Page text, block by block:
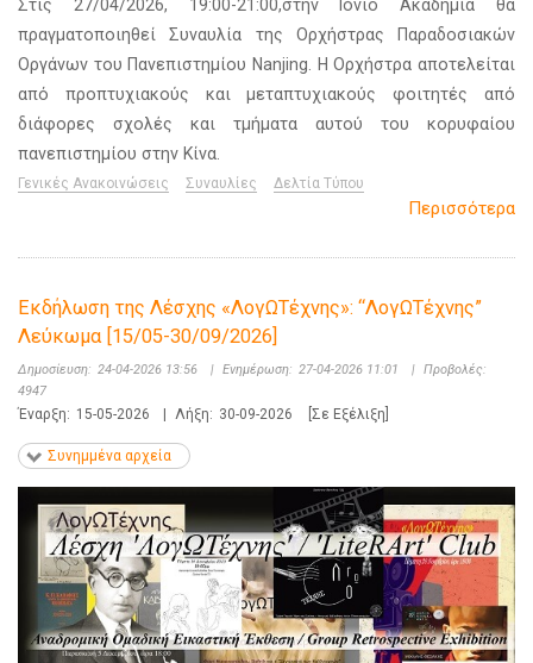
Στις 27/04/2026, 19:00-21:00,στην Ιόνιο Ακαδημία θα
πραγματοποιηθεί Συναυλία της Ορχήστρας Παραδοσιακών
Οργάνων του Πανεπιστημίου Nanjing. Η Ορχήστρα αποτελείται
από προπτυχιακούς και μεταπτυχιακούς φοιτητές από
διάφορες σχολές και τμήματα αυτού του κορυφαίου
πανεπιστημίου στην Κίνα.
Γενικές Ανακοινώσεις Συναυλίες Δελτία Τύπου
Περισσότερα
Εκδήλωση της Λέσχης «ΛογΩΤέχνης»: “ΛογΩΤέχνης”
Λεύκωμα [15/05-30/09/2026]
Δημοσίευση: 24-04-2026 13:56 | Ενημέρωση: 27-04-2026 11:01 | Προβολές:
4947
Έναρξη: 15-05-2026 | Λήξη: 30-09-2026 [Σε Εξέλιξη]
Συνημμένα αρχεία